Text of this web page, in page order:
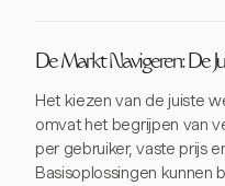
De Markt Navigeren: De
Het kiezen van de juiste
omvat het begrijpen van
per gebruiker, vaste prijs
Basisoplossingen kunnen